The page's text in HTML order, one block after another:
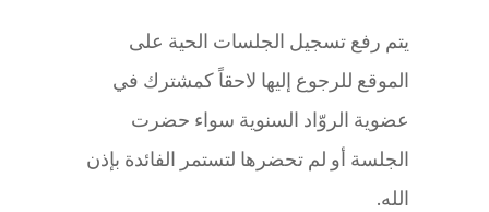
يتم رفع تسجيل الجلسات الحية على
الموقع للرجوع إليها لاحقاً كمشترك في
عضوية الروّاد السنوية سواء حضرت
الجلسة أو لم تحضرها لتستمر الفائدة بإذن
الله.